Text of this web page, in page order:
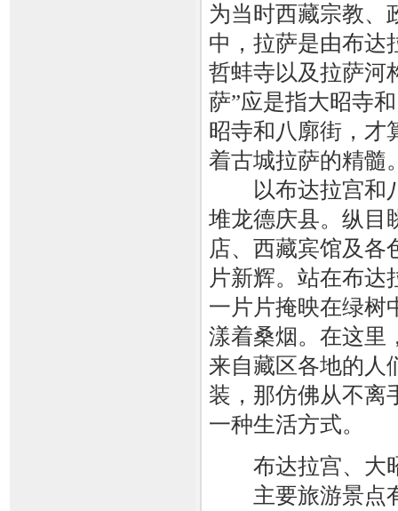
为当时西藏宗教、
中，拉萨是由布达
哲蚌寺以及拉萨河
萨”应是指大昭寺
昭寺和八廓街，才
着古城拉萨的精髓
以布达拉宫和八
堆龙德庆县。纵目
店、西藏宾馆及各
片新辉。站在布达
一片片掩映在绿树
漾着桑烟。在这里
来自藏区各地的人
装，那仿佛从不离
一种生活方式。
布达拉宫、大昭
主要旅游景点有